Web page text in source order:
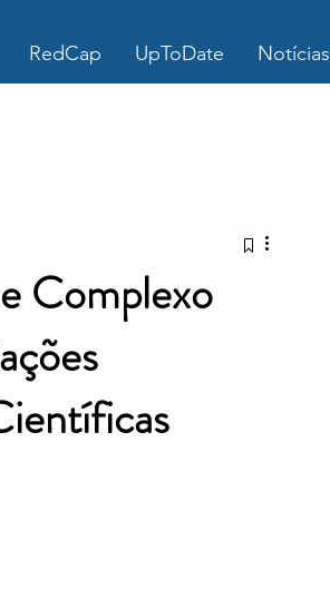
RedCap UpToDate Notícias
Complexo